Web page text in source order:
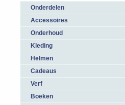
Onderdelen
Accessoires
Onderhoud
Kleding
Helmen
Cadeaus
Verf
Boeken